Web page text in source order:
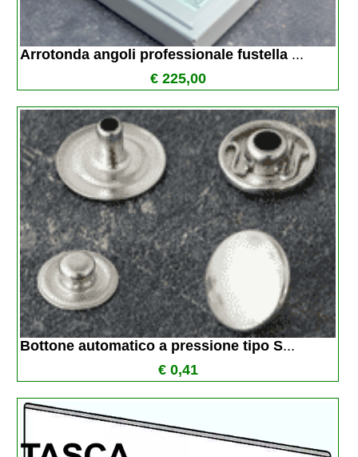
Arrotonda angoli professionale fustella ...
€ 225,00
Bottone automatico a pressione tipo S...
€ 0,41